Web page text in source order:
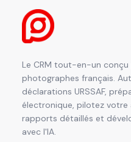
Le CRM tout-en-un conçu
photographes français.
déclarations URSSAF,
électronique, pilotez votre
rapports détaillés et
avec l'IA.